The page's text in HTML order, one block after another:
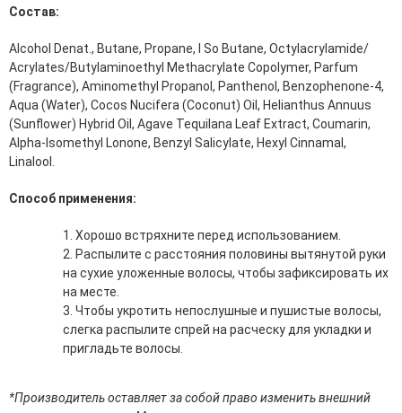
Средства для депиляции
Уход для ног
Уход для рук
Мужчинам
Для бороды и усов
Наборы косметики для мужчин
Уход для лица
Уход за мужскими волосами
Бренды
О Магазине
Каталог
Отзывы
Состав:
Alcohol Denat., Butane, Propane, I So Butane, Octylacrylamide/
Acrylates/Butylaminoethyl Methacrylate Copolymer, Parfum
(Fragrance), Aminomethyl Propanol, Panthenol, Benzophenone-4,
Aqua (Water), Cocos Nucifera (Coconut) Oil, Helianthus Annuus
(Sunflower) Hybrid Oil, Agave Tequilana Leaf Extract, Coumarin,
Alpha-Isomethyl Lonone, Benzyl Salicylate, Hexyl Cinnamal,
Linalool.
Способ применения:
Хорошо встряхните перед использованием.
Распылите с расстояния половины вытянутой руки
на сухие уложенные волосы, чтобы зафиксировать их
на месте.
Чтобы укротить непослушные и пушистые волосы,
слегка распылите спрей на расческу для укладки и
пригладьте волосы.
*Производитель оставляет за собой право изменить внешний